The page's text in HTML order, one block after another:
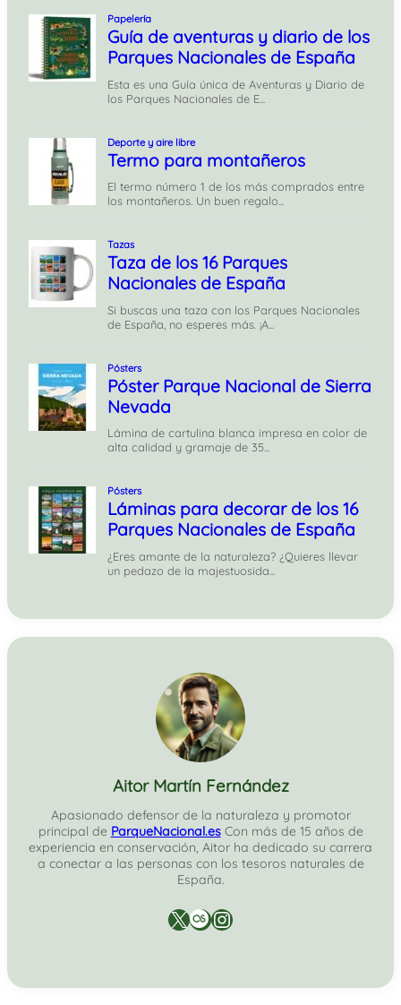
Aitor Martín Fernández
Apasionado defensor de la naturaleza y promotor
principal de ParqueNacional.esCon más de 15 años de
experiencia en conservación, Aitor ha dedicado su carrera
a conectar a las personas con los tesoros naturales de
España.
X Last.fmInstagram